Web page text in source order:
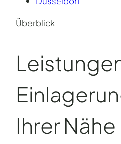
Überblick
Ihrer Nähe